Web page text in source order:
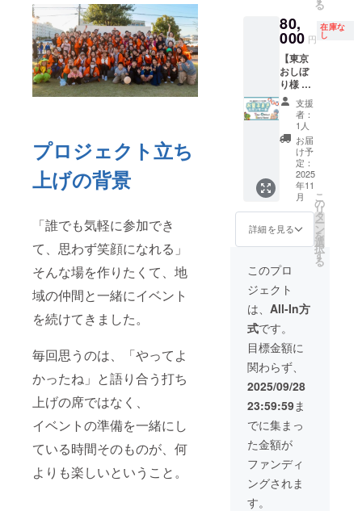
プロジェクト立ち
上げの背景
「誰でも気軽に参加でき
て、思わず笑顔になれる」
そんな場を作りたくて、地
域の仲間と一緒にイベント
を続けてきました。
毎回思うのは、「やってよ
かったね」と語り合う打ち
上げの席ではなく、
イベントの準備を一緒にし
ている時間そのものが、何
よりも楽しいということ。
す ・協
賛ボー
ドで
は、ロ
ゴとお
名前を
中サイ
ズで掲
載しま
す ・掲
載は、
ムー
ビーが
公開さ
れてい
中継続
されま
賛ボー
ドはイ
ベント
当日の
【注意
事項】
・ご支
援時、
備考欄
に掲載
を希望
される
お名前
をご記
入くだ
さい ・
ロゴ
（大サ
イズ）
＋ロゴ
を掲載
します
【掲載
につい
て】 ・
動画へ
の掲載
は、編
集され
た記録
ムー
ビーに
て行い
ます ・
は文字
す ・協
賛ボー
は、ロ
ゴとお
名前を
大サイ
ズで掲
す ・掲
載は、
ムー
ビーが
公開さ
れてい
る期間
て貴社
情報を
しっか
り掲
載。 数
千人の
来場者
が手に
取る
ツール
とし
て、地
域の皆
さまへ
ダイレ
クトに
企業
お名前
PRでき
ます。
ターン
内容】
・配布
用会場
マップ
に、ロ
ゴ・
サービ
ス情報
等を掲
載しま
す。
業・団
体名や
ロゴ、
応援
メッ
セージ
を胸元
に掲示
して会
場内を
回遊し
ます。
来場者
の注目
を集め
やす
く、特
ファミ
リー層
への印
象にも
残りや
すく、
ご支援
の気持
ちが
しっか
り届く
リター
ンで
す。
【リ
ターン
内容】
イベン
る
80,
000 円
在庫な
し
【東京
おしぼ
り様 専
用】お
菓子ま
きスポ
ンサー
（80,00
0円）
イベン
ト当
日、ス
テージ
でのお
菓子ま
きにご
参加い
ただけ
るリ
ターン
です。
地域の
子ども
たちに
喜ばれ
る楽し
い演出
の中
で、企
業PRも
同時に
行えま
す。
支援
者：
1人
お届
け予
定：
2025
年11
月
詳細を見る
こ
の
リ
タ
ー
ン
を
選
択
す
る
このプロ
ジェクト
は、 All-In方
式です。
目標金額に
関わらず、
2025/09/28
23:59:59ま
でに集まっ
た金額が
ファンディ
ングされま
す。